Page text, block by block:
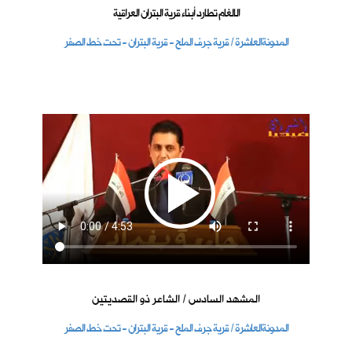
الالغام تطارد أبناء قرية البتران العراقية
المدونةالعاشرة / قرية جرف الملح - قرية البتران - تحت خط الصفر
المشهد السادس / الشاعر ذو القصديتين
المدونةالعاشرة / قرية جرف الملح - قرية البتران - تحت خط الصفر